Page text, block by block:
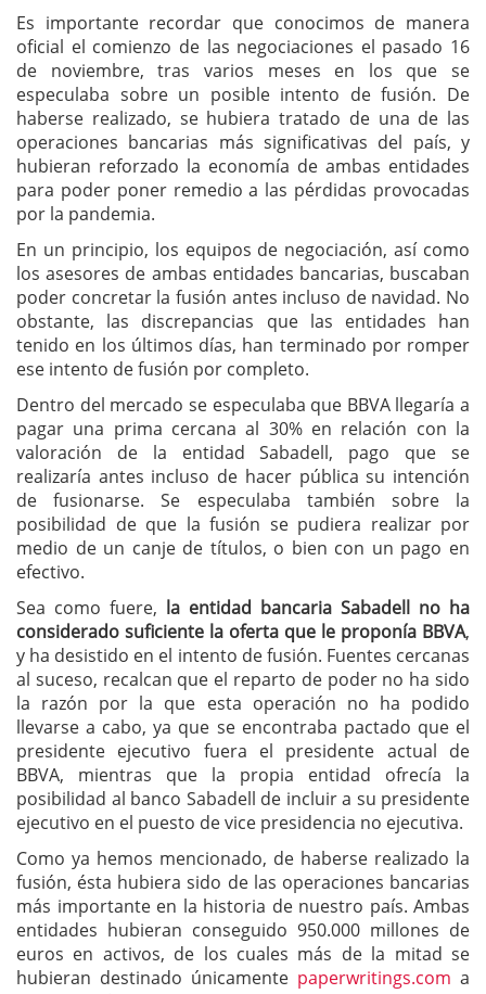
Es importante recordar que conocimos de manera
oficial el comienzo de las negociaciones el pasado 16
de noviembre, tras varios meses en los que se
especulaba sobre un posible intento de fusión. De
haberse realizado, se hubiera tratado de una de las
operaciones bancarias más significativas del país, y
hubieran reforzado la economía de ambas entidades
para poder poner remedio a las pérdidas provocadas
por la pandemia.
En un principio, los equipos de negociación, así como
los asesores de ambas entidades bancarias, buscaban
poder concretar la fusión antes incluso de navidad. No
obstante, las discrepancias que las entidades han
tenido en los últimos días, han terminado por romper
ese intento de fusión por completo.
Dentro del mercado se especulaba que BBVA llegaría a
pagar una prima cercana al 30% en relación con la
valoración de la entidad Sabadell, pago que se
realizaría antes incluso de hacer pública su intención
de fusionarse. Se especulaba también sobre la
posibilidad de que la fusión se pudiera realizar por
medio de un canje de títulos, o bien con un pago en
efectivo.
Sea como fuere, la entidad bancaria Sabadell no ha
considerado suficiente la oferta que le proponía BBVA,
y ha desistido en el intento de fusión. Fuentes cercanas
al suceso, recalcan que el reparto de poder no ha sido
la razón por la que esta operación no ha podido
llevarse a cabo, ya que se encontraba pactado que el
presidente ejecutivo fuera el presidente actual de
BBVA, mientras que la propia entidad ofrecía la
posibilidad al banco Sabadell de incluir a su presidente
ejecutivo en el puesto de vice presidencia no ejecutiva.
Como ya hemos mencionado, de haberse realizado la
fusión, ésta hubiera sido de las operaciones bancarias
más importante en la historia de nuestro país. Ambas
entidades hubieran conseguido 950.000 millones de
euros en activos, de los cuales más de la mitad se
hubieran destinado únicamente paperwritings.com a